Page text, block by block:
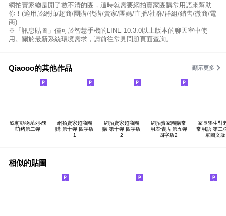
網拍賣家總是開了數不清的團，這時就需要網拍賣家團購常用語來幫助
你！(適用於網拍/超商/團購/代購/賣家/團媽/直播/社群/群組/銷售/微商/電
商)
※「訊息貼圖」僅可於智慧手機的LINE 10.3.0以上版本的聊天室中使
用。關於最新系統環境需求，請前往常見問題頁面查詢。
Qiaooo的其他作品 顯示更多
醜萌動物系列-醜
萌豬第二彈
網拍賣家超商團
購 第十彈 四字版
1
網拍賣家超商團
購 第十彈 四字版
2
網拍賣家團購常
用表情貼 第五彈
四字版2
家長學生對
常用語 第二
單圖文版
相似的貼圖